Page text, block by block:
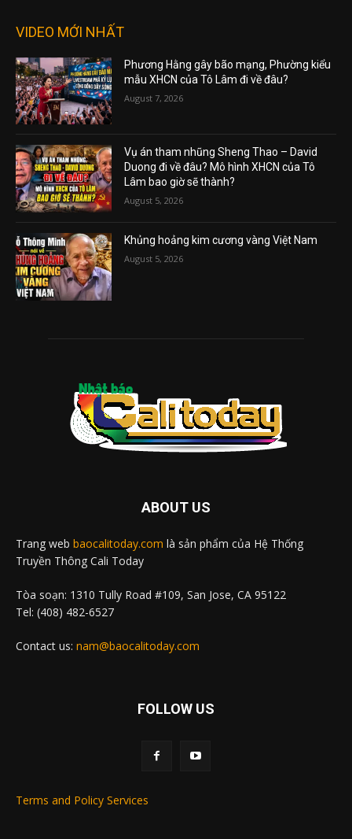
VIDEO MỚI NHẤT
Phương Hằng gây bão mạng, Phường kiểu
mẫu XHCN của Tô Lâm đi về đâu?
August 7, 2026
Vụ án tham nhũng Sheng Thao – David
Duong đi về đâu? Mô hình XHCN của Tô
Lâm bao giờ sẽ thành?
August 5, 2026
Khủng hoảng kim cương vàng Việt Nam
August 5, 2026
ABOUT US
Trang web baocalitoday.com là sản phẩm của Hệ Thống
Truyền Thông Cali Today
Tòa soạn: 1310 Tully Road #109, San Jose, CA 95122
Tel: (408) 482-6527
Contact us: nam@baocalitoday.com
FOLLOW US
Terms and Policy Services